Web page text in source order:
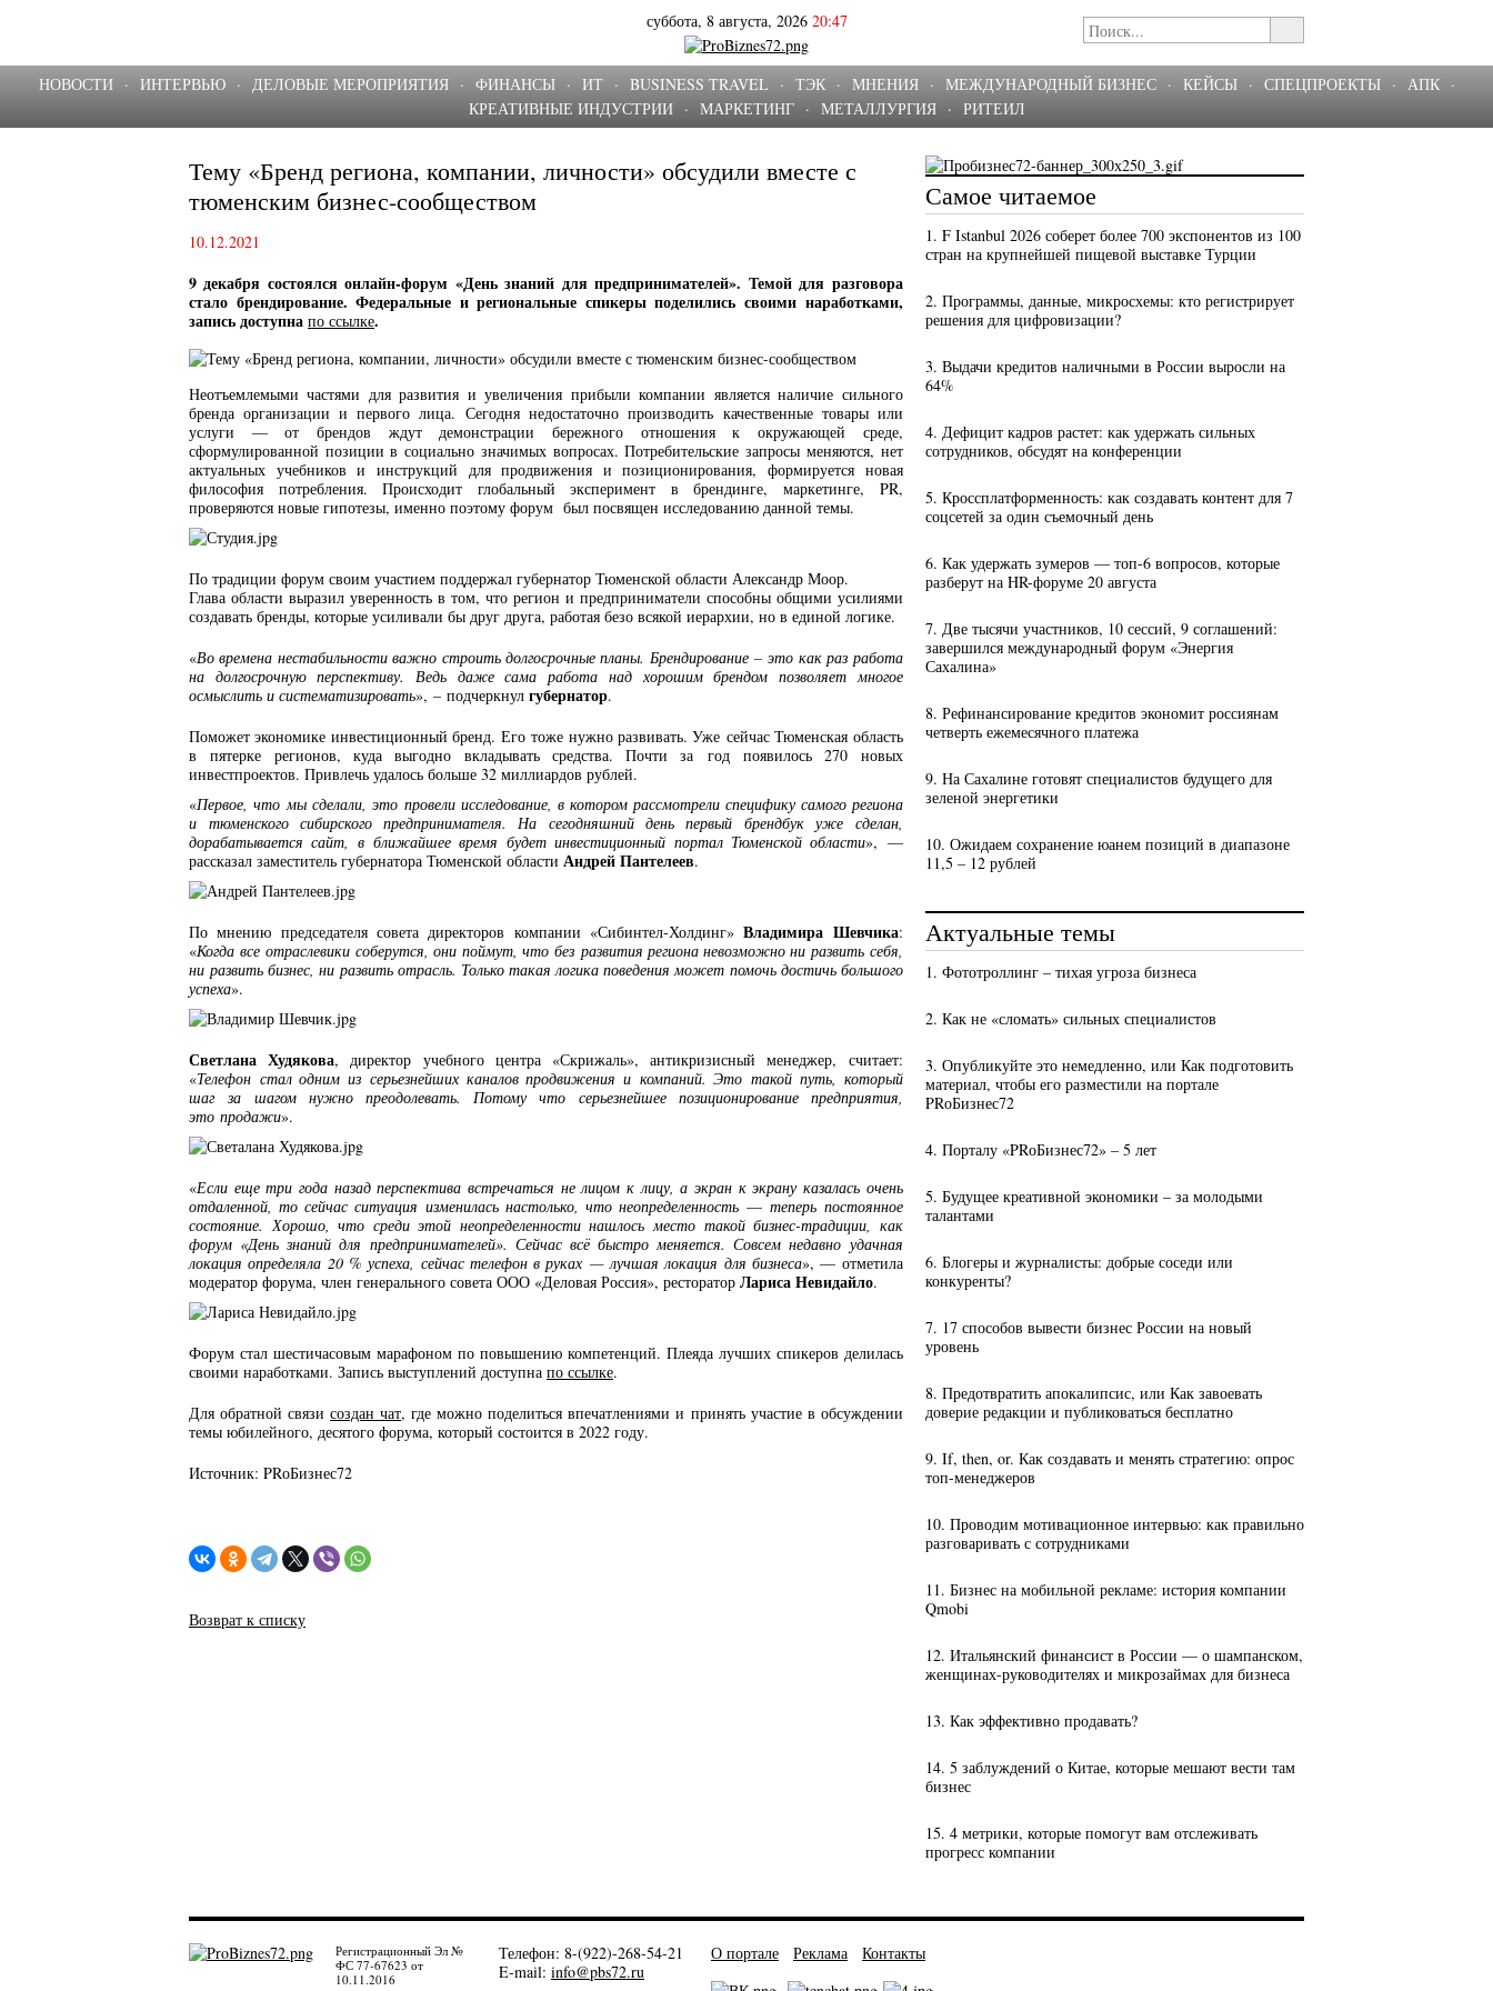
суббота, 8 августа, 2026 20:47
НОВОСТИ · ИНТЕРВЬЮ · ДЕЛОВЫЕ МЕРОПРИЯТИЯ · ФИНАНСЫ · ИТ · BUSINESS TRAVEL · ТЭК · МНЕНИЯ · МЕЖДУНАРОДНЫЙ БИЗНЕС · КЕЙСЫ · СПЕЦПРОЕКТЫ · АПК
·
КРЕАТИВНЫЕ ИНДУСТРИИ
· МАРКЕТИНГ · МЕТАЛЛУРГИЯ · РИТЕИЛ
Тему «Бренд региона, компании, личности» обсудили вместе с
тюменским бизнес-сообществом
10.12.2021
9 декабря состоялся онлайн-форум «День знаний для предпринимателей». Темой для разговора
стало брендирование. Федеральные и региональные спикеры поделились своими наработками,
запись доступна по ссылке.
Неотъемлемыми частями для развития и увеличения прибыли компании является наличие сильного
бренда организации и первого лица. Сегодня недостаточно производить качественные товары или
услуги — от брендов ждут демонстрации бережного отношения к окружающей среде,
сформулированной позиции в социально значимых вопросах. Потребительские запросы меняются, нет
актуальных учебников и инструкций для продвижения и позиционирования, формируется новая
философия потребления. Происходит глобальный эксперимент в брендинге, маркетинге, PR,
проверяются новые гипотезы, именно поэтому форум был посвящен исследованию данной темы.
По традиции форум своим участием поддержал губернатор Тюменской области Александр Моор.
Глава области выразил уверенность в том, что регион и предприниматели способны общими усилиями
создавать бренды, которые усиливали бы друг друга, работая безо всякой иерархии, но в единой логике.
«Во времена нестабильности важно строить долгосрочные планы. Брендирование – это как раз работа
на долгосрочную перспективу. Ведь даже сама работа над хорошим брендом позволяет многое
осмыслить и систематизировать», – подчеркнул губернатор.
Поможет экономике инвестиционный бренд. Его тоже нужно развивать. Уже сейчас Тюменская область
в пятерке регионов, куда выгодно вкладывать средства. Почти за год появилось 270 новых
инвестпроектов. Привлечь удалось больше 32 миллиардов рублей.
«Первое, что мы сделали, это провели исследование, в котором рассмотрели специфику самого региона
и тюменского сибирского предпринимателя. На сегодняшний день первый брендбук уже сделан,
дорабатывается сайт, в ближайшее время будет инвестиционный портал Тюменской области», —
рассказал заместитель губернатора Тюменской области Андрей Пантелеев.
По мнению председателя совета директоров компании «Сибинтел-Холдинг»Владимира Шевчика:
«Когда все отраслевики соберутся, они поймут, что без развития региона невозможно ни развить себя,
ни развить бизнес, ни развить отрасль. Только такая логика поведения может помочь достичь большого
успеха».
Светлана Худякова, директор учебного центра «Скрижаль», антикризисный менеджер, считает:
«Телефон стал одним из серьезнейших каналов продвижения и компаний. Это такой путь, который
шаг за шагом нужно преодолевать. Потому что серьезнейшее позиционирование предприятия,
это продажи».
«Если еще три года назад перспектива встречаться не лицом к лицу, а экран к экрану казалась очень
отдаленной, то сейчас ситуация изменилась настолько, что неопределенность—теперь постоянное
состояние. Хорошо, что среди этой неопределенности нашлось место такой бизнес-традиции, как
форум «День знаний для предпринимателей». Сейчас всё быстро меняется. Совсем недавно удачная
локация определяла 20 % успеха, сейчас телефон в руках — лучшая локация для бизнеса», — отметила
модератор форума, член генерального совета ООО «Деловая Россия», ресторатор Лариса Невидайло.
Форум стал шестичасовым марафоном по повышению компетенций. Плеяда лучших спикеров делилась
своими наработками. Запись выступлений доступна по ссылке.
Для обратной связисоздан чат, где можно поделиться впечатлениями и принять участие в обсуждении
темы юбилейного, десятого форума, который состоится в 2022 году.
Источник: PRоБизнес72
Возврат к списку
Самое читаемое
1. F Istanbul 2026 соберет более 700 экспонентов из 100
стран на крупнейшей пищевой выставке Турции
2. Программы, данные, микросхемы: кто регистрирует
решения для цифровизации?
3. Выдачи кредитов наличными в России выросли на
64%
4. Дефицит кадров растет: как удержать сильных
сотрудников, обсудят на конференции
5. Кроссплатформенность: как создавать контент для 7
соцсетей за один съемочный день
6. Как удержать зумеров — топ-6 вопросов, которые
разберут на HR-форуме 20 августа
7. Две тысячи участников, 10 сессий, 9 соглашений:
завершился международный форум «Энергия
Сахалина»
8. Рефинансирование кредитов экономит россиянам
четверть ежемесячного платежа
9. На Сахалине готовят специалистов будущего для
зеленой энергетики
10. Ожидаем сохранение юанем позиций в диапазоне
11,5 – 12 рублей
Актуальные темы
1. Фототроллинг – тихая угроза бизнеса
2. Как не «сломать» сильных специалистов
3. Опубликуйте это немедленно, или Как подготовить
материал, чтобы его разместили на портале
PRоБизнес72
4. Порталу «PRоБизнес72» – 5 лет
5. Будущее креативной экономики – за молодыми
талантами
6. Блогеры и журналисты: добрые соседи или
конкуренты?
7. 17 способов вывести бизнес России на новый
уровень
8. Предотвратить апокалипсис, или Как завоевать
доверие редакции и публиковаться бесплатно
9. If, then, or. Как создавать и менять стратегию: опрос
топ-менеджеров
10. Проводим мотивационное интервью: как правильно
разговаривать с сотрудниками
11. Бизнес на мобильной рекламе: история компании
Qmobi
12. Итальянский финансист в России — о шампанском,
женщинах-руководителях и микрозаймах для бизнеса
13. Как эффективно продавать?
14. 5 заблуждений о Китае, которые мешают вести там
бизнес
15. 4 метрики, которые помогут вам отслеживать
прогресс компании
Регистрационный Эл №
ФС 77-67623 от
10.11.2016
Телефон: 8-(922)-268-54-21
E-mail: info@pbs72.ru
О портале Реклама Контакты